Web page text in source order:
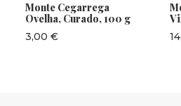
Monte Cegarrega
Ovelha, Curado, 100 g
3,00 €